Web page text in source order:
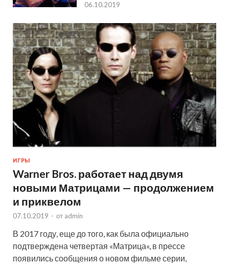
06.10.2019
ИГРЫ
Warner Bros. работает над двумя
новыми Матрицами — продолжением
и приквелом
07.10.2019 - от admin
В 2017 году, еще до того, как была официально
подтверждена четвертая «Матрица«, в прессе
появились сообщения о новом фильме серии,